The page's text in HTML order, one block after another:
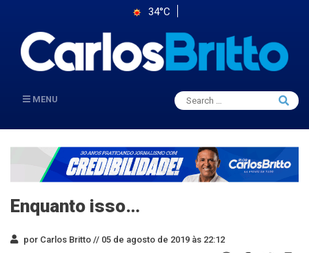
34°C
MENU
Search
for:
Search
Enquanto isso…
por Carlos Britto // 05 de agosto de 2019 às 22:12